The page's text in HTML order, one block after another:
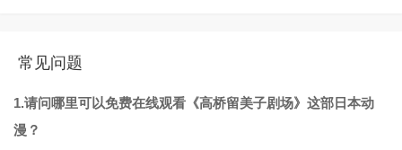
常见问题
1.请问哪里可以免费在线观看《高桥留美子剧场》这部日本动
漫？